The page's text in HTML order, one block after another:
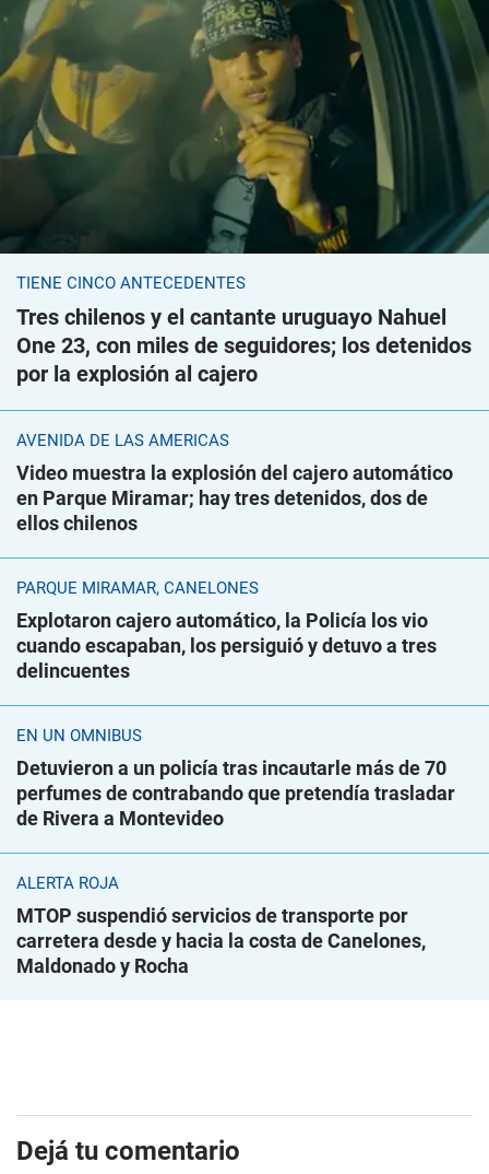
TIENE CINCO ANTECEDENTES
Tres chilenos y el cantante uruguayo Nahuel
One 23, con miles de seguidores; los detenidos
por la explosión al cajero
AVENIDA DE LAS AMÉRICAS
Video muestra la explosión del cajero automático
en Parque Miramar; hay tres detenidos, dos de
ellos chilenos
PARQUE MIRAMAR, CANELONES
Explotaron cajero automático, la Policía los vio
cuando escapaban, los persiguió y detuvo a tres
delincuentes
EN UN ÓMNIBUS
Detuvieron a un policía tras incautarle más de 70
perfumes de contrabando que pretendía trasladar
de Rivera a Montevideo
ALERTA ROJA
MTOP suspendió servicios de transporte por
carretera desde y hacia la costa de Canelones,
Maldonado y Rocha
Dejá tu comentario